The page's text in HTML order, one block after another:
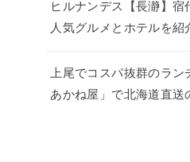
ヒルナンデス【長瀞】宿
人気グルメとホテルを紹
上尾でコスパ抜群のラン
あかね屋」で北海道直送